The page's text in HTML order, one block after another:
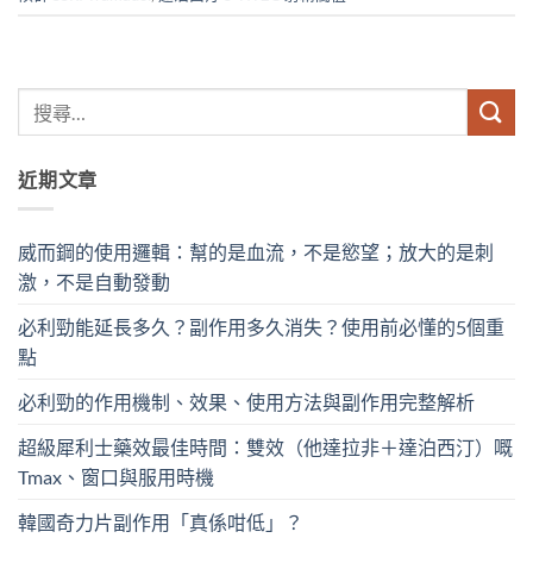
近期文章
威而鋼的使用邏輯：幫的是血流，不是慾望；放大的是刺
激，不是自動發動
必利勁能延長多久？副作用多久消失？使用前必懂的5個重
點
必利勁的作用機制、效果、使用方法與副作用完整解析
超級犀利士藥效最佳時間：雙效（他達拉非＋達泊西汀）嘅
Tmax、窗口與服用時機
韓國奇力片副作用「真係咁低」？